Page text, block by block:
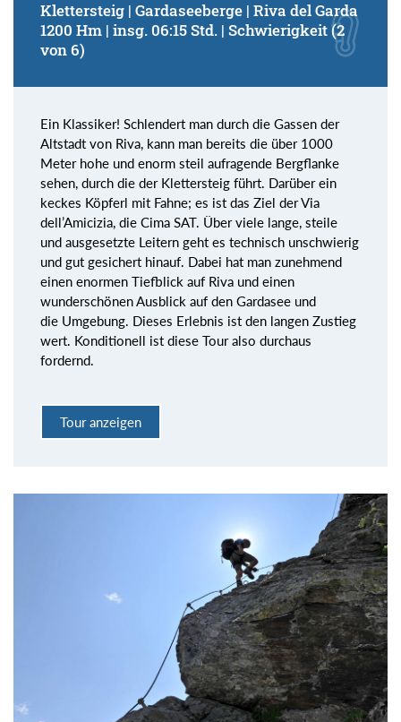
Klettersteig | Gardaseeberge | Riva del Garda
1200 Hm | insg. 06:15 Std. | Schwierigkeit (2
von 6)
Ein Klassiker! Schlendert man durch die Gassen der
Altstadt von Riva, kann man bereits die über 1000
Meter hohe und enorm steil aufragende Bergflanke
sehen, durch die der Klettersteig führt. Darüber ein
keckes Köpferl mit Fahne; es ist das Ziel der Via
dell’Amicizia, die Cima SAT. Über viele lange, steile
und ausgesetzte Leitern geht es technisch unschwierig
und gut gesichert hinauf. Dabei hat man zunehmend
einen enormen Tiefblick auf Riva und einen
wunderschönen Ausblick auf den Gardasee und
die Umgebung. Dieses Erlebnis ist den langen Zustieg
wert. Konditionell ist diese Tour also durchaus
fordernd.
Tour anzeigen